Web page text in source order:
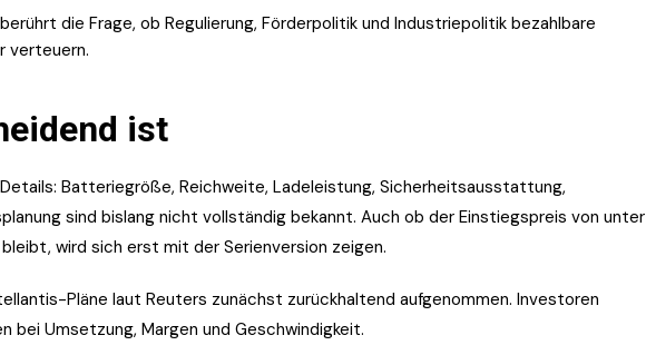
die Frage, ob Regulierung, Förderpolitik und Industriepolitik bezahlbare
verteuern.
ist
Batteriegröße, Reichweite, Ladeleistung, Sicherheitsausstattung,
sind bislang nicht vollständig bekannt. Auch ob der Einstiegspreis von unter
wird sich erst mit der Serienversion zeigen.
Pläne laut Reuters zunächst zurückhaltend aufgenommen. Investoren
bei Umsetzung, Margen und Geschwindigkeit.